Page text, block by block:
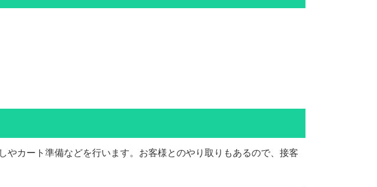
カート準備などを行います。お客様とのやり取りもあるので、接客